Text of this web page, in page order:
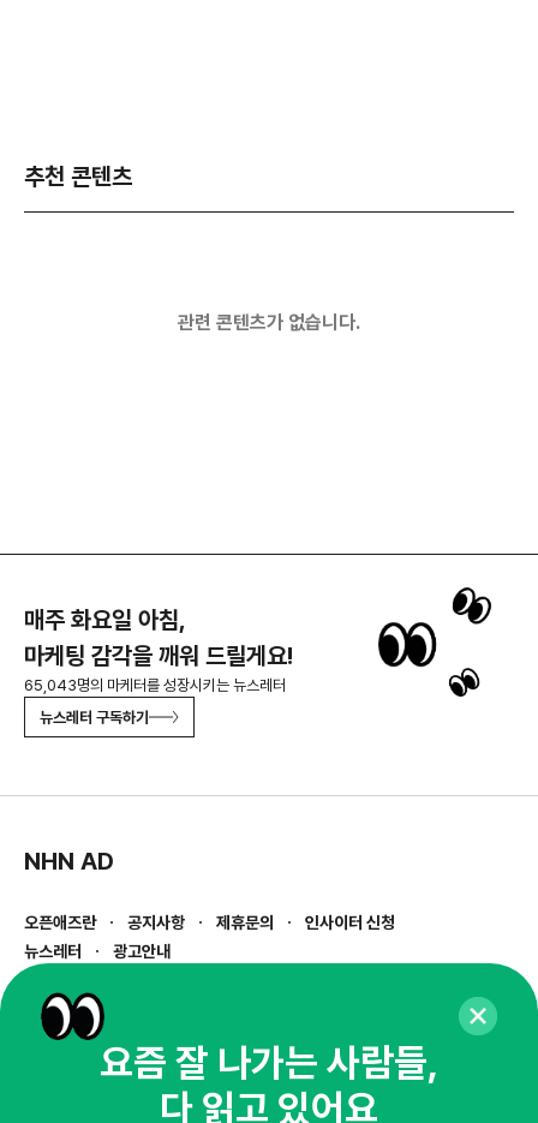
추천 콘텐츠
관련 콘텐츠가 없습니다.
매주 화요일 아침,
마케팅 감각을 깨워 드릴게요!
65,043명의 마케터를 성장시키는 뉴스레터
뉴스레터 구독하기
NHN AD
오픈애즈란 공지사항 제휴문의
인사이터 신청
뉴스레터
광고안내
경기도 성남시 분당구 대왕판교로645번길 16
사업자등록번호 : 144-81-27690(
통신판매업신고번호 : 2014-경기성남-1023
호스팅서비스사업자 : 오픈애즈
요즘 잘 나가는 사람들,
다 읽고 있어요